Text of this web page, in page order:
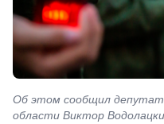
Об этом сообщил
области Виктор